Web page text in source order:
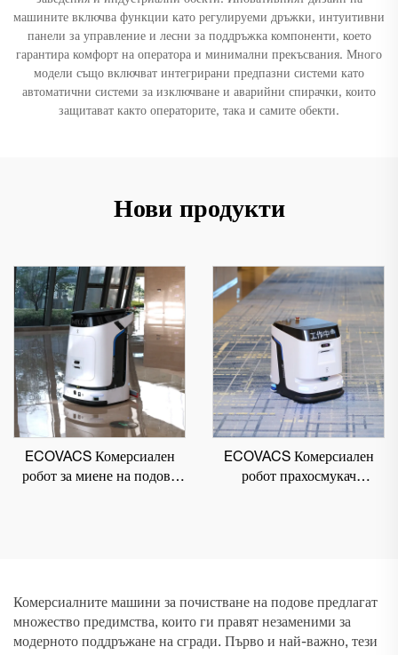
машините включва функции като регулируеми дръжки, интуитивни
панели за управление и лесни за поддръжка компоненти, което
гарантира комфорт на оператора и минимални прекъсвания. Много
модели също включват интегрирани предпазни системи като
автоматични системи за изключване и аварийни спирачки, които
защитават както операторите, така и самите обекти.
Нови продукти
ECOVACS Комерсиален
робот за миене на подове
ECOVACS Комерсиален
робот прахосмукач
Комерсиалните машини за почистване на подове предлагат
множество предимства, които ги правят незаменими за
модерното поддръжане на сгради. Първо и най-важно, тези